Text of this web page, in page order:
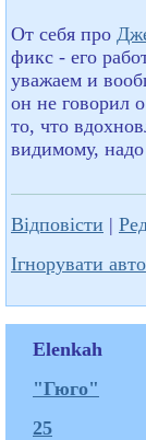
От себя про
фикс - его
уважаем и
он не говорил
то, что
видимому, надо
Відповісти |
Ігнорувати
Elenkah
"Гюго"
25